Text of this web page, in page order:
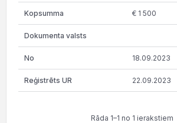
€ 1 500
18.09.2023
22.09.2023
Rāda 1–1 no 1 ierakstiem